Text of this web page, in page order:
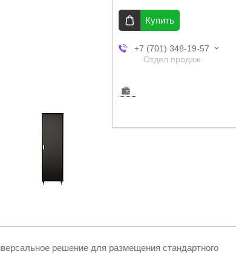
Купить
+7 (701) 348-19-57
Отдел продаж
решение для размещения стандартного